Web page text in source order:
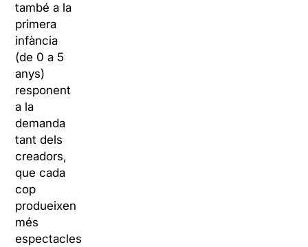
també a la
primera
infància
(de 0 a 5
anys)
responent
a la
demanda
tant dels
creadors,
que cada
cop
produeixen
més
espectacles